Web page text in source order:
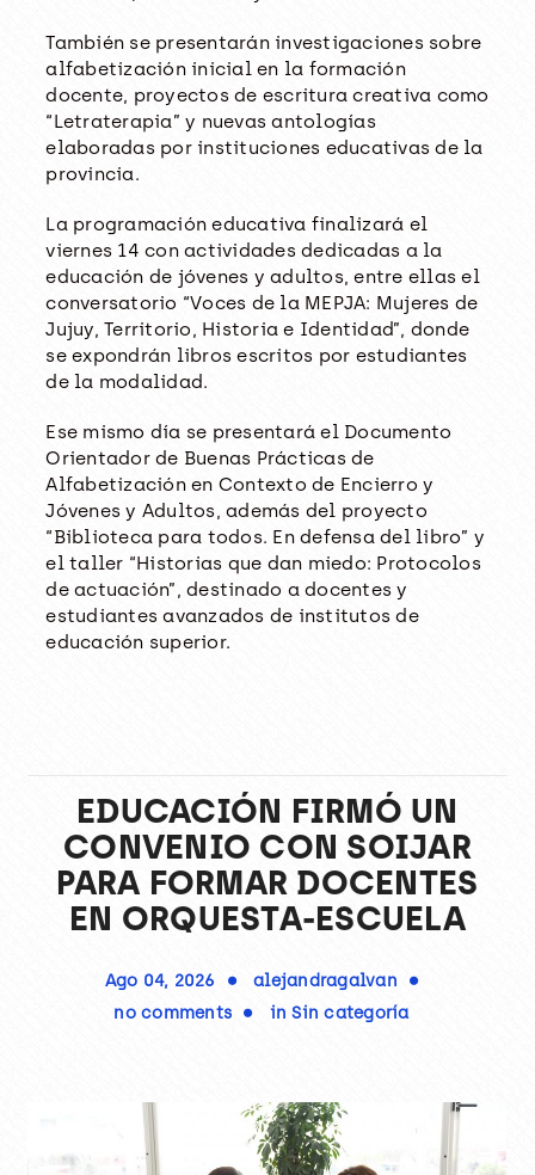
También se presentarán investigaciones sobre
alfabetización inicial en la formación
docente, proyectos de escritura creativa como
“Letraterapia” y nuevas antologías
elaboradas por instituciones educativas de la
provincia.
La programación educativa finalizará el
viernes 14 con actividades dedicadas a la
educación de jóvenes y adultos, entre ellas el
conversatorio “Voces de la MEPJA: Mujeres de
Jujuy, Territorio, Historia e Identidad”, donde
se expondrán libros escritos por estudiantes
de la modalidad.
Ese mismo día se presentará el Documento
Orientador de Buenas Prácticas de
Alfabetización en Contexto de Encierro y
Jóvenes y Adultos, además del proyecto
“Biblioteca para todos. En defensa del libro” y
el taller “Historias que dan miedo: Protocolos
de actuación”, destinado a docentes y
estudiantes avanzados de institutos de
educación superior.
EDUCACIÓN FIRMÓ UN
CONVENIO CON SOIJAR
PARA FORMAR DOCENTES
EN ORQUESTA-ESCUELA
Ago 04, 2026
alejandragalvan
no comments
inSin categoría